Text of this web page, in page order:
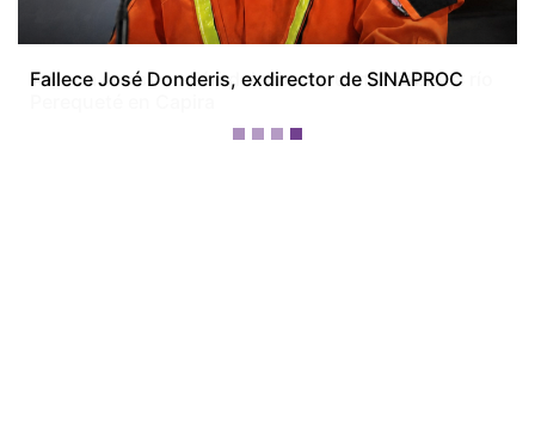
Avanza construcción del nuevo puente sobre el río